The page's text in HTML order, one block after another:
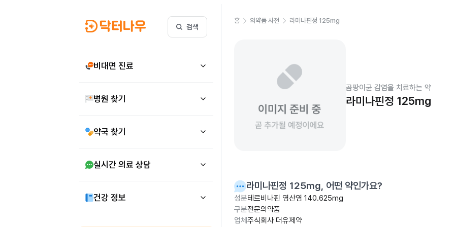
검색
비대면 진료
병원 찾기
약국 찾기
실시간 의료 상담
건강 정보
홈 의약품 사전 라미나핀정 125mg
곰팡이균 감염을 치료하는 약
라미나핀정 125mg
라미나핀정 125mg, 어떤 약인가요?
성분테르비나핀 염산염 140.625mg
구분전문의약품
업체 주식회사 더유제약